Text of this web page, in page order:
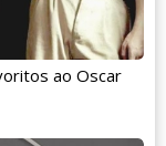
ao Oscar